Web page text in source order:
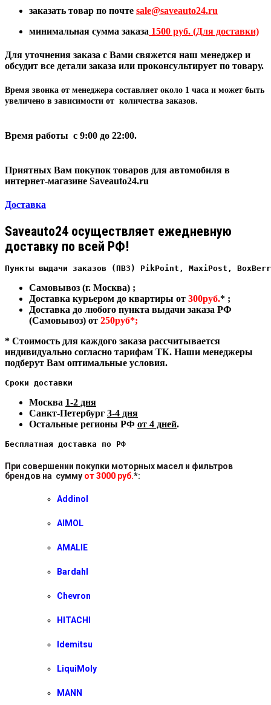
заказать товар по почте sale@saveauto24.ru
минимальная сумма заказа 1500 руб. (Для доставки)
Для уточнения заказа с Вами свяжется наш менеджер и
обсудит все детали заказа или проконсультирует по товару.
Время звонка от менеджера составляет около 1 часа и может быть
увеличено в зависимости от количества заказов.
Время работы с 9:00 до 22:00.
Приятных Вам покупок товаров для автомобиля в
интернет-магазине Saveauto24.ru
Доставка
Saveauto24 осуществляет ежедневную
доставку по всей РФ!
Пункты выдачи заказов (ПВЗ) PikPoint, MaxiPost,
Самовывоз (г. Москва) ;
Доставка курьером до квартиры от 300руб.* ;
Доставка до любого пункта выдачи заказа РФ
(Самовывоз) от 250руб*;
* Стоимость для каждого заказа рассчитывается
индивидуально согласно тарифам ТК. Наши менеджеры
подберут Вам оптимальные условия.
Сроки доставки
Москва 1-2 дня
Санкт-Петербург 3-4 дня
Остальные регионы РФ от 4 дней.
Бесплатная доставка по РФ
При совершении покупки моторных масел и фильтров
брендов на сумму от 3000 руб.*:
Addinol
AIMOL
AMALIE
Bardahl
Chevron
HITACHI
Idemitsu
LiquiMoly
MANN